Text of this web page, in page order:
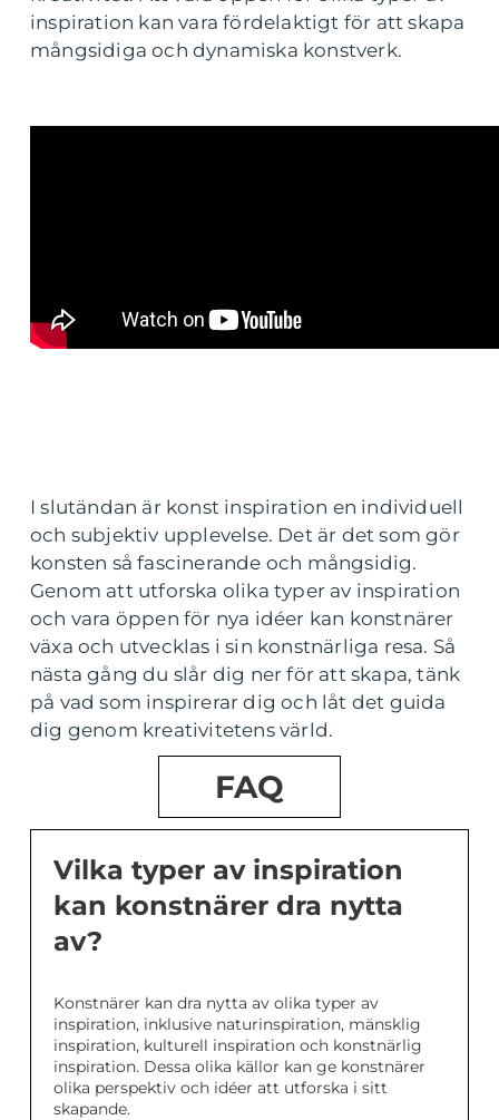
inspiration kan vara fördelaktigt för att skapa
mångsidiga och dynamiska konstverk.
I slutändan är konst inspiration en individuell
och subjektiv upplevelse. Det är det som gör
konsten så fascinerande och mångsidig.
Genom att utforska olika typer av inspiration
och vara öppen för nya idéer kan konstnärer
växa och utvecklas i sin konstnärliga resa. Så
nästa gång du slår dig ner för att skapa, tänk
på vad som inspirerar dig och låt det guida
dig genom kreativitetens värld.
FAQ
Vilka typer av inspiration
kan konstnärer dra nytta
av?
Konstnärer kan dra nytta av olika typer av
inspiration, inklusive naturinspiration, mänsklig
inspiration, kulturell inspiration och konstnärlig
inspiration. Dessa olika källor kan ge konstnärer
olika perspektiv och idéer att utforska i sitt
skapande.